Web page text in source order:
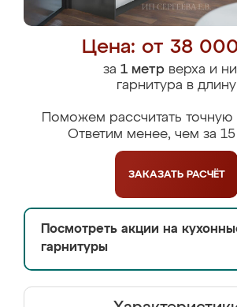
Цена: от 38
за 1 метрверха и
гарнитура в длину
Поможем рассчитать точную
Ответим менее, чем за 15
ЗАКАЗАТЬ РАСЧЁТ
Посмотреть акции на
гарнитуры